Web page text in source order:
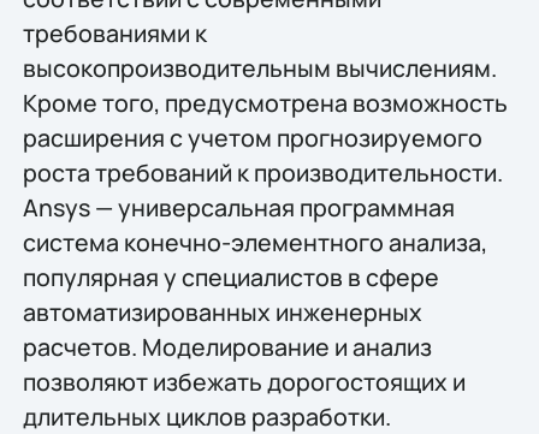
требованиями к
высокопроизводительным вычислениям.
Кроме того, предусмотрена возможность
расширения с учетом прогнозируемого
роста требований к производительности.
Ansys — универсальная программная
система конечно-элементного анализа,
популярная у специалистов в сфере
автоматизированных инженерных
расчетов. Моделирование и анализ
позволяют избежать дорогостоящих и
длительных циклов разработки.